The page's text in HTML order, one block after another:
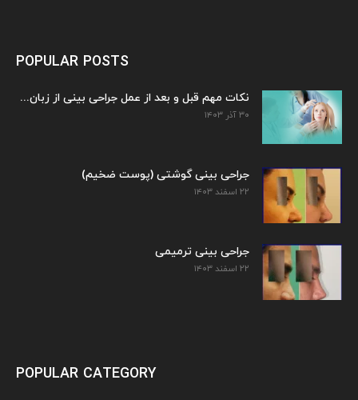
POPULAR POSTS
نکات مهم قبل و بعد از عمل جراحی بینی از زبان...
۳۰ آذر ۱۴۰۳
جراحی بینی گوشتی (پوست ضخیم)
۲۲ اسفند ۱۴۰۳
جراحی بینی ترمیمی
۲۲ اسفند ۱۴۰۳
POPULAR CATEGORY